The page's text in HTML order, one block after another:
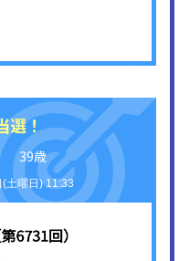
選！
39歳
土曜日) 11:33